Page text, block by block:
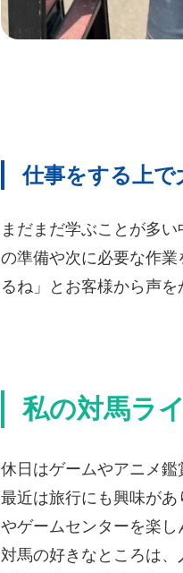
仕事をする上で
まだまだ学ぶことが多
の準備や次に必要な作
るね」とお客様から声を
私の対馬ラ
休日はゲームやアニメ鑑
最近は旅行にも興味が
やゲームセンターを楽し
対馬の好きなところは、